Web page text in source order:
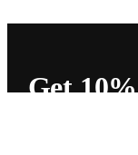
Get